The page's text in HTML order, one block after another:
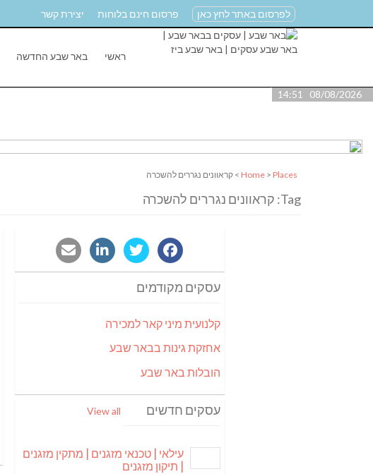
לפרסום באתר לחץ כאן פרסום חינם בלוחות יצירת קשר
ראשי באר שבע החדשה
08/08/2026 14:51
Home > Places > קראוונים נגררים להשכרה
Tag: קראוונים נגררים להשכרה
עסקים מקודמים
קלנועית מיני קאר למכירה
אחזקת גינות בבאר שבע
הובלות באר שבע
עסקים חדשים View all
עילאי | טכנאי מזגנים | מתקין מזגנים
| תיקון מזגנים